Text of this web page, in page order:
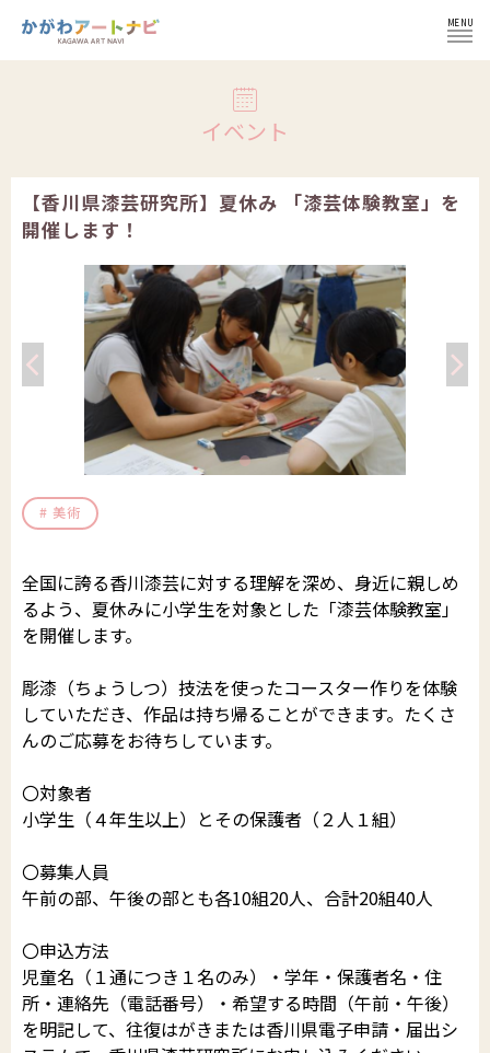
MENU
ログイン
NEWS
インフォメーション
コラム
イベント
イベント一覧
イベント登録の流れ
会員登録せずにイベント登録
郵送でのイベント登録
施設紹介
文化芸術団体
文化芸術団体
文化芸術団体登録の流れ
香川漆芸作家＆知事表彰受賞者・団体
かがわ文化芸術祭
公演・行事一覧
かがわアート塾
参加公演・行事募集
ポスター原画募集
助成制度
文化芸術振興活動費助成金
讃岐の伝統文化保存振興枠
財団について
置県財団について
沿革・定款
事業概要
役員紹介
役員報酬
よくあるご質問
プライバシーポリシー
SNS運用ポリシー
はじめての方
かがわ文化芸術祭
beyond2020
イベント
【香川県漆芸研究所】夏休み 「漆芸体験教室」を
開催します！
美術
全国に誇る香川漆芸に対する理解を深め、身近に親しめ
るよう、夏休みに小学生を対象とした「漆芸体験教室」
を開催します。
彫漆（ちょうしつ）技法を使ったコースター作りを体験
していただき、作品は持ち帰ることができます。たくさ
んのご応募をお待ちしています。
〇対象者
小学生（４年生以上）とその保護者（２人１組）
〇募集人員
午前の部、午後の部とも各10組20人、合計20組40人
〇申込方法
児童名（１通につき１名のみ）・学年・保護者名・住
所・連絡先（電話番号）・希望する時間（午前・午後）
を明記して、往復はがきまたは香川県電子申請・届出シ